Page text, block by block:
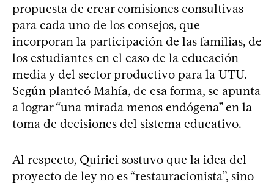
propuesta de crear comisiones consultivas
para cada uno de los consejos, que
incorporan la participación de las familias, de
los estudiantes en el caso de la educación
media y del sector productivo para la UTU.
Según planteó Mahía, de esa forma, se apunta
a lograr “una mirada menos endógena” en la
toma de decisiones del sistema educativo.
Al respecto, Quirici sostuvo que la idea del
proyecto de ley no es “restauracionista”, sino